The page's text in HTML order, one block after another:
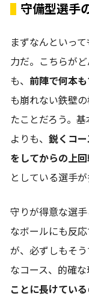
守備型選手
まずなんといっ
力だ。こちらが
も、 前陣で何本も
も崩れない鉄壁
たことだろう。
よりも、 鋭くコ
をしてからの上
としている選手が
守りが得意な選
なボールにも反
が、必ずしもそ
なコース、的確な
ことに長けている